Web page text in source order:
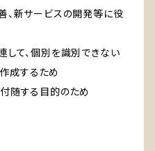
、新サービスの開発等に役
して、個別を識別できない
成するため
付随する目的のため